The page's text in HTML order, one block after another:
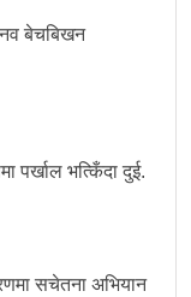
बेचबिखन
पर्खाल भत्किँदा दुई.
सचेतना अभियान